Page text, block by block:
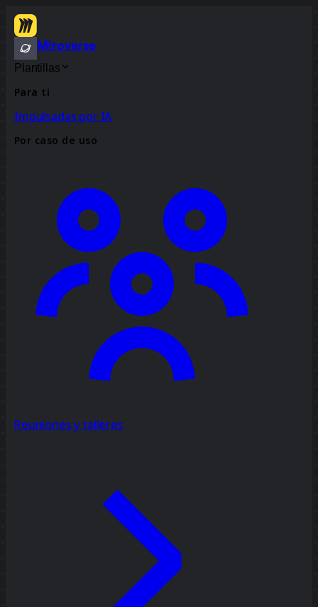
Miroverse
Plantillas
Para ti
Impulsadas por IA
Por caso de uso
Reuniones y talleres